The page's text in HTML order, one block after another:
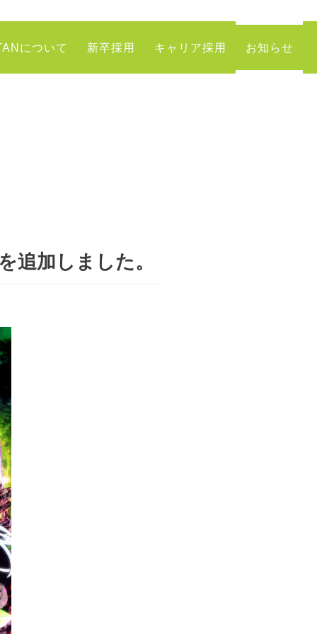
について 新卒採用 キャリア採用 お知らせ
加しました。